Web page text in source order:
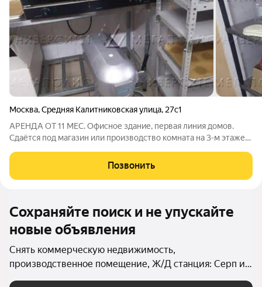
Москва,Средняя Калитниковская улица, 27с1
АРЕНДА ОТ 11 МЕС. Офисное здание, первая линия домов.
Сдаётся под магазин или производство комната на 3-м этаже
№ 229204. С риелторами не сотрудничаем!
Позвонить
Сохраняйте поиск и не упускайте
новые объявления
Снять коммерческую недвижимость,
производственное помещение, Ж/Д станция: Серп и
Молот в Москве и МО